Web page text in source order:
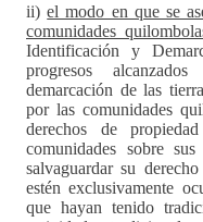
ii)el modo en que se
comunidades
Identificación y
progresos
demarcación de las
por las comunidades
derechos de
comunidades sobre
salvaguardar su
estén exclusivamente
que hayan tenido